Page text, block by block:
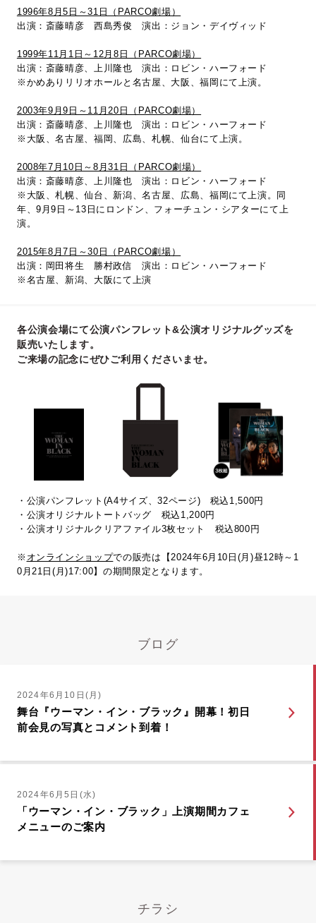
1996年8月5日～31日（PARCO劇場）
出演：斎藤晴彦 西島秀俊 演出：ジョン・デイヴィッド
1999年11月1日～12月8日（PARCO劇場）
出演：斎藤晴彦、上川隆也 演出：ロビン・ハーフォード
※かめありリリオホールと名古屋、大阪、福岡にて上演。
2003年9月9日～11月20日（PARCO劇場）
出演：斎藤晴彦、上川隆也 演出：ロビン・ハーフォード
※大阪、名古屋、福岡、広島、札幌、仙台にて上演。
2008年7月10日～8月31日（PARCO劇場）
出演：斎藤晴彦、上川隆也 演出：ロビン・ハーフォード
※大阪、札幌、仙台、新潟、名古屋、広島、福岡にて上演。同
年、9月9日～13日にロンドン、フォーチュン・シアターにて上
演。
2015年8月7日～30日（PARCO劇場）
出演：岡田将生 勝村政信 演出：ロビン・ハーフォード
※名古屋、新潟、大阪にて上演
各公演会場にて公演パンフレット&公演オリジナルグッズを
販売いたします。
ご来場の記念にぜひご利用くださいませ。
・公演パンフレット(A4サイズ、32ページ) 税込1,500円
・公演オリジナルトートバッグ 税込1,200円
・公演オリジナルクリアファイル3枚セット 税込800円
※ オンラインショップでの販売は【2024年6月10日(月)昼12時～1
0月21日(月)17:00】の期間限定となります。
ブログ
2024年6月10日(月)
舞台『ウーマン・イン・ブラック』開幕！初日
前会見の写真とコメント到着！
2024年6月5日(水)
「ウーマン・イン・ブラック」上演期間カフェ
メニューのご案内
チラシ